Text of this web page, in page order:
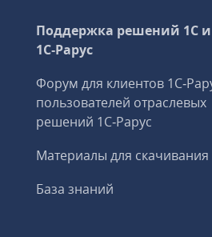
Поддержка решений 1С и
1С‑Рарус
Форум для клиентов
пользователей отраслевых
решений 1С‑Рарус
Материалы для скачивания
База знаний